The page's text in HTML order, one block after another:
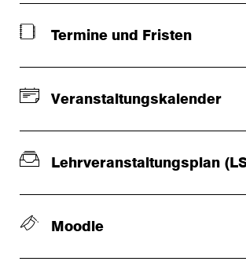
Termine und Fristen
Veranstaltungskalender
Lehrveranstaltungsplan
Moodle